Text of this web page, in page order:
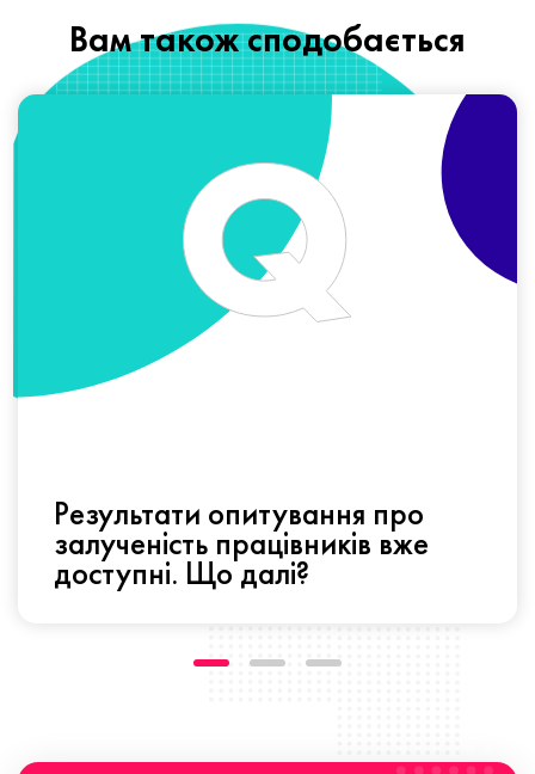
Вам також сподобається
Результати опитування про
залученість працівників вже
доступні. Що далі?